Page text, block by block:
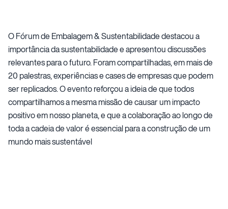
O Fórum de Embalagem & Sustentabilidade destacou a
importância da sustentabilidade e apresentou discussões
relevantes para o futuro. Foram compartilhadas, em mais de
20 palestras, experiências e cases de empresas que podem
ser replicados. O evento reforçou a ideia de que todos
compartilhamos a mesma missão de causar um impacto
positivo em nosso planeta, e que a colaboração ao longo de
toda a cadeia de valor é essencial para a construção de um
mundo mais sustentável